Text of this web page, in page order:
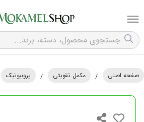
صفحه اصلی / مکمل تقویتی / پروبیوتیک